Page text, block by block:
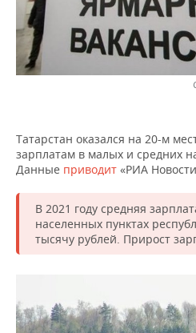
НЕФТЕХИМИЯ
НЕФТЬ
ОПК
РОЗНИЧНАЯ ТОРГОВЛЯ
ТРАНСПОРТ
НОВОСТИ ТЕХНОЛОГИЙ
IT
ТЕЛЕКОММУНИКАЦИИ
МЕРОПРИЯТИЯ
НОВОСТИ МЕРОПРИЯТИЙ
БИЗНЕС-БРАНЧИ
ONLINE-КОНФЕРЕНЦИИ
ОТКРЫТАЯ ЛЕКЦИЯ
СПОРТ
ФУТБОЛ
ХОККЕЙ
БАСКЕТБОЛ
ВОЛЕЙБОЛ
ФИГУРНОЕ КАТАНИЕ
НОВОСТИ ОБЩЕСТВА
ВЛАСТЬ
ИНФРАСТРУКТУРА
ИСТОРИЯ
МЕДИЦИНА
ФОТОГАЛЕРЕЯ
СЮЖЕТЫ
СПРАВОЧНИК
СПИСОК ПЕРСОН
ПОЛНАЯ ВЕРСИЯ
Татарстан оказался на 20-м
зарплатам в малых и средних
Данные приводит «РИА
В 2021 году средняя
населенных пунктах
тысячу рублей. Прирост